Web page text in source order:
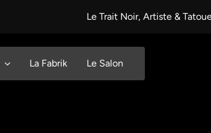
Le Trait Noir, Artiste &
La Fabrik Le Salon